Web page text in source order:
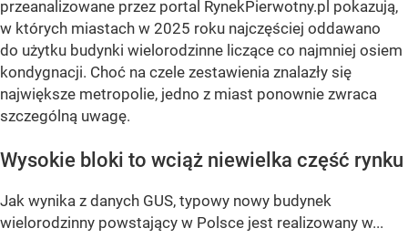
przeanalizowane przez portal RynekPierwotny.pl pokazują,
w których miastach w 2025 roku najczęściej oddawano
do użytku budynki wielorodzinne liczące co najmniej osiem
kondygnacji. Choć na czele zestawienia znalazły się
największe metropolie, jedno z miast ponownie zwraca
szczególną uwagę.
Wysokie bloki to wciąż niewielka część rynku
Jak wynika z danych GUS, typowy nowy budynek
wielorodzinny powstający w Polsce jest realizowany w...